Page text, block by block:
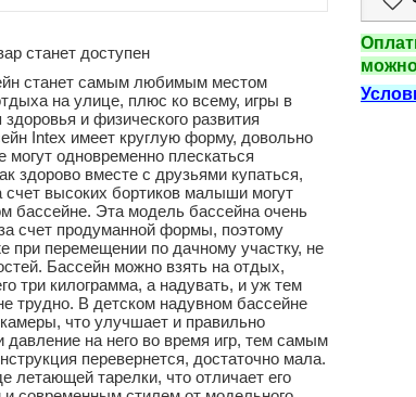
станет доступен
станет самым любимым местом
на улице, плюс ко всему, игры в
и физического развития
Intex имеет круглую форму, довольно
могут одновременно плескаться
здорово вместе с друзьями купаться,
счет высоких бортиков малыши могут
бассейне. Эта модель бассейна очень
счет продуманной формы, поэтому
при перемещении по дачному участку, не
Бассейн можно взять на отдых,
три килограмма, а надувать, и уж тем
трудно. В детском надувном бассейне
что улучшает и правильно
давление на него во время игр, тем самым
перевернется, достаточно мала.
летающей тарелки, что отличает его